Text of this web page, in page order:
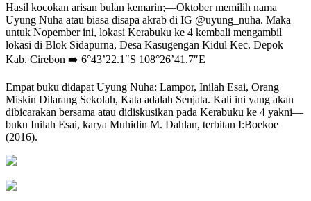
Hasil kocokan arisan bulan kemarin;—Oktober memilih nama
Uyung Nuha atau biasa disapa akrab di IG @uyung_nuha. Maka
untuk Nopember ini, lokasi Kerabuku ke 4 kembali mengambil
lokasi di Blok Sidapurna, Desa Kasugengan Kidul Kec. Depok
Kab. Cirebon ➡️ 6°43’22.1″S 108°26’41.7″E
Empat buku didapat Uyung Nuha: Lampor, Inilah Esai, Orang
Miskin Dilarang Sekolah, Kata adalah Senjata. Kali ini yang akan
dibicarakan bersama atau didiskusikan pada Kerabuku ke 4 yakni—
buku Inilah Esai, karya Muhidin M. Dahlan, terbitan I:Boekoe
(2016).